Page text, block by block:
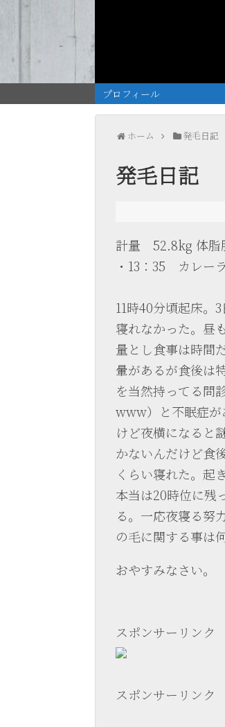
プロフィール
ホーム 発毛日記
発毛日記
計量 52.8kg 体脂
・13：35 カレー
11時40分頃起床。
寝れなかった。昼
量とし食事は時間
暈があるが食後は
を当然持ってる問
www）と不眠症が
けど夜横になると
かないんだけど食
くらい寝れた。起
本当は20時位に残
る。一応夜寝る努
の毛に関する事は
おやすみなさい。
スポンサーリンク
スポンサーリンク